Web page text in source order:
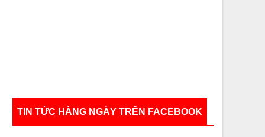
TIN TỨC HÀNG NGÀY TRÊN FACEBOOK